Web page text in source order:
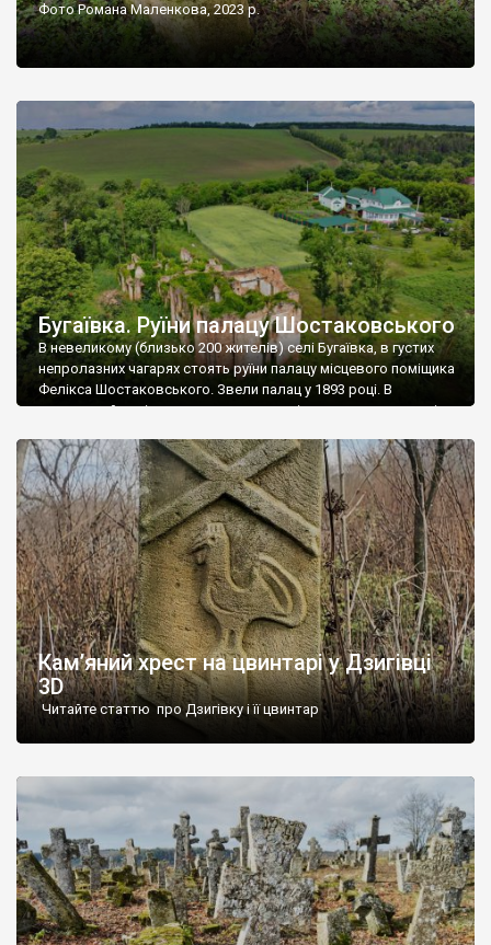
Фото Романа Маленкова, 2023 р.
Бугаївка. Руїни палацу Шостаковського
В невеликому (близько 200 жителів) селі Бугаївка, в густих
непролазних чагарях стоять руїни палацу місцевого поміщика
Фелікса Шостаковського. Звели палац у 1893 році. В
радянський період у ньому спочатку містилася школа, потім
століття тут розмістили туберкульозну лікарню. Коли із
палацу виїхала лікарня – ми точно не […]
Кам’яний хрест на цвинтарі у Дзигівці
3D
Читайте статтю про Дзигівку і її цвинтар